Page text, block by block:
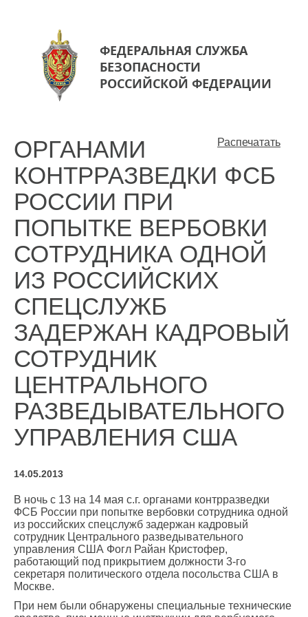
ФЕДЕРАЛЬНАЯ СЛУЖБА
БЕЗОПАСНОСТИ
РОССИЙСКОЙ ФЕДЕРАЦИИ
Распечатать
ОРГАНАМИ
КОНТРРАЗВЕДКИ ФСБ
РОССИИ ПРИ
ПОПЫТКЕ ВЕРБОВКИ
СОТРУДНИКА ОДНОЙ
ИЗ РОССИЙСКИХ
СПЕЦСЛУЖБ
ЗАДЕРЖАН КАДРОВЫЙ
СОТРУДНИК
ЦЕНТРАЛЬНОГО
РАЗВЕДЫВАТЕЛЬНОГО
УПРАВЛЕНИЯ США
14.05.2013
В ночь с 13 на 14 мая с.г. органами контрразведки
ФСБ России при попытке вербовки сотрудника одной
из российских спецслужб задержан кадровый
сотрудник Центрального разведывательного
управления США Фогл Райан Кристофер,
работающий под прикрытием должности 3-го
секретаря политического отдела посольства США в
Москве.
При нем были обнаружены специальные технические